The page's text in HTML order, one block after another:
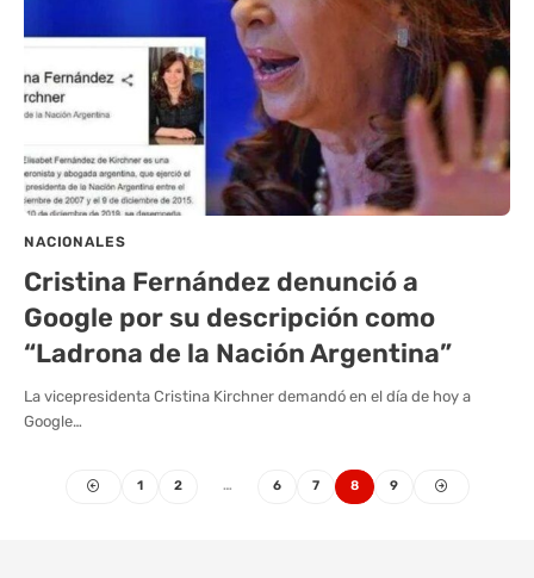
NACIONALES
Cristina Fernández denunció a
Google por su descripción como
“Ladrona de la Nación Argentina”
La vicepresidenta Cristina Kirchner demandó en el día de hoy a
Google…
1 2 … 6 7 8 9